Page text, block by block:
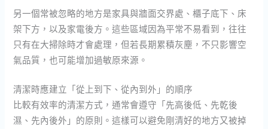
另一個常被忽略的地方是家具與牆面交界處、櫃子底下、床
架下方，以及家電後方。這些區域因為平常不易看到，往往
只有在大掃除時才會處理，但若長期累積灰塵，不只影響空
氣品質，也可能增加過敏原來源。
清潔時應建立「從上到下、從內到外」的順序
比較有效率的清潔方式，通常會遵守「先高後低、先乾後
濕、先內後外」的原則。這樣可以避免剛清好的地方又被掉